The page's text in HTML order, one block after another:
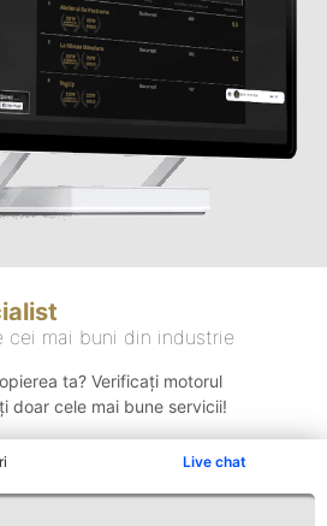
Live chat
cei mai buni din industrie
ta? Verificați motorul
doar cele mai bune servicii!